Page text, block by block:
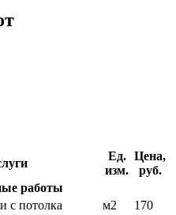
Ед.
изм.
Цена,
руб.
работы
с потолка
м2
170